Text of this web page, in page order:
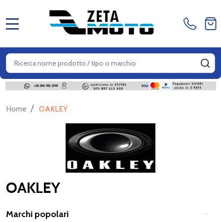
Cerca
Home / OAKLEY
OAKLEY
Marchi popolari